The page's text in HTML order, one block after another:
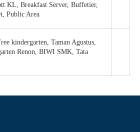
KL, Breakfast Server, Buffetier,
Public Area
kindergarten, Taman Agustus,
Renon, BIWI SMK, Tata